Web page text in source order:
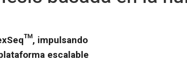
impulsando
escalable